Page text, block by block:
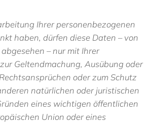
Ihrer personenbezogenen
haben, dürfen diese Daten – von
– nur mit Ihrer
Geltendmachung, Ausübung oder
oder zum Schutz
natürlichen oder juristischen
eines wichtigen öffentlichen
Union oder eines